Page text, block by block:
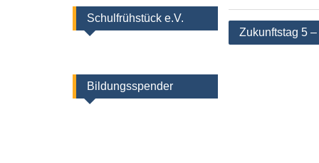
Zukunftstag 5 –
Schulfrühstück e.V.
Bildungsspender